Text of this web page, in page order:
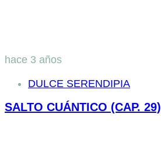
hace 3 años
DULCE SERENDIPIA
SALTO CUÁNTICO (CAP. 29)